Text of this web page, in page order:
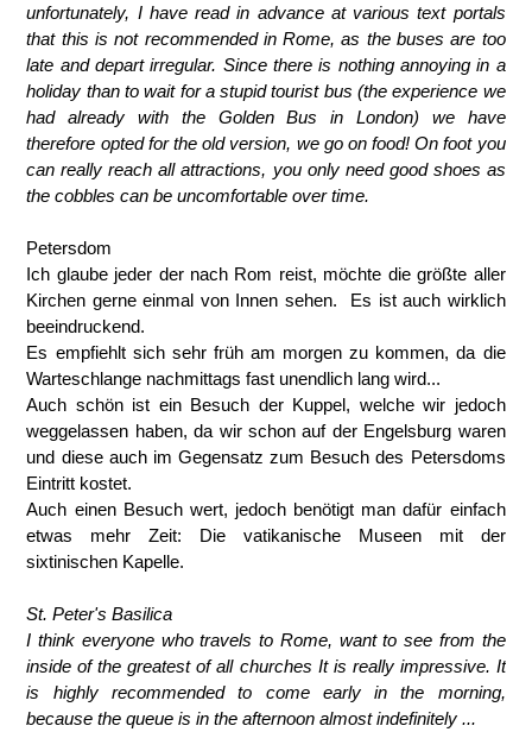
unfortunately, I have read in advance at various text portals
that this is not recommended in Rome, as the buses are too
late and depart irregular. Since there is nothing annoying in a
holiday than to wait for a stupid tourist bus (the experience we
had already with the Golden Bus in London) we have
therefore opted for the old version, we go on food! On foot you
can really reach all attractions, you only need good shoes as
the cobbles can be uncomfortable over time.
Petersdom
Ich glaube jeder der nach Rom reist, möchte die größte aller
Kirchen gerne einmal von Innen sehen.
Es ist auch wirklich
beeindruckend.
Es empfiehlt sich sehr früh am morgen zu kommen, da die
Warteschlange nachmittags fast unendlich lang wird...
Auch schön ist ein Besuch der Kuppel, welche wir jedoch
weggelassen haben, da wir schon auf der Engelsburg waren
und diese auch im Gegensatz zum Besuch des Petersdoms
Eintritt kostet.
Auch einen Besuch wert, jedoch benötigt man dafür einfach
etwas mehr Zeit: Die vatikanische Museen mit der
sixtinischen Kapelle.
St. Peter's Basilica
I think everyone who travels to Rome, want to see from the
inside of the greatest of all churches It is really impressive. It
is highly recommended to come early in the morning,
because the queue is in the afternoon almost indefinitely ...